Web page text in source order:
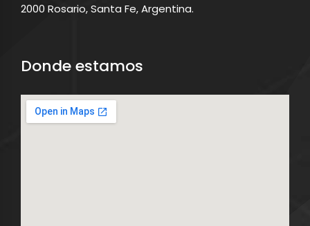
2000 Rosario, Santa Fe, Argentina.
Donde estamos